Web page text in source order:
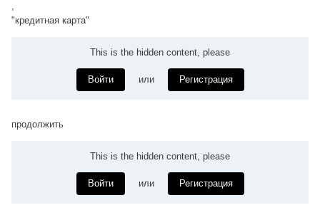
,
"кредитная карта"
This is the hidden content, please
Войти или Регистрация
продолжить
This is the hidden content, please
Войти или Регистрация